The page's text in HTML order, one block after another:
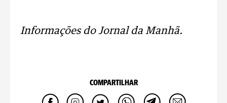
Informações do Jornal da Manhã.
COMPARTILHAR